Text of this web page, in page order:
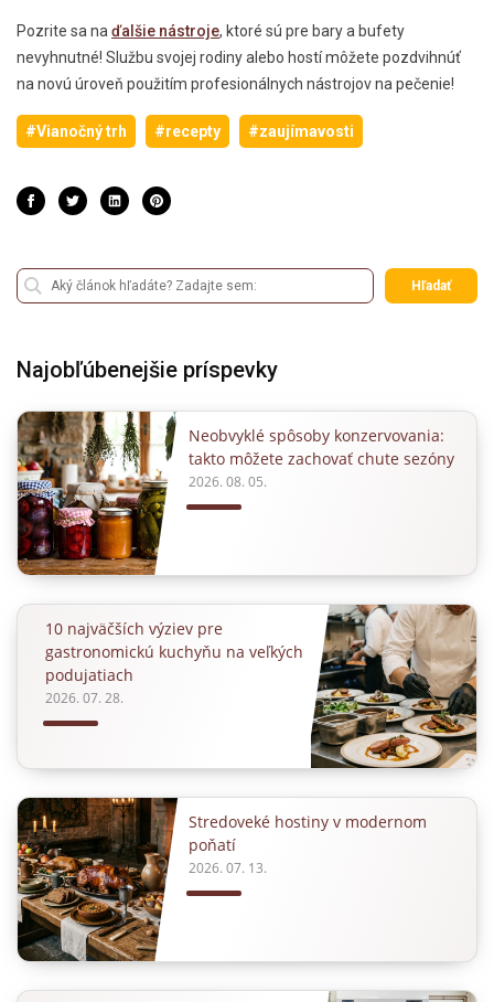
Pozrite sa naďalšie nástroje, ktoré sú pre bary a bufety
nevyhnutné! Službu svojej rodiny alebo hostí môžete pozdvihnúť
na novú úroveň použitím profesionálnych nástrojov na pečenie!
#Vianočný trh #recepty #zaujímavosti
Hľadať
Najobľúbenejšie príspevky
Neobvyklé spôsoby konzervovania:
takto môžete zachovať chute sezóny
2026. 08. 05.
10 najväčších výziev pre
gastronomickú kuchyňu na veľkých
podujatiach
2026. 07. 28.
Stredoveké hostiny v modernom
poňatí
2026. 07. 13.